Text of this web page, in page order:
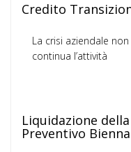
Credito
La crisi aziendale
continua l’attività
Liquidazione
Preventivo